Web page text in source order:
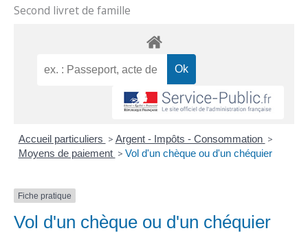
Second livret de famille
Accueil particuliers > Argent - Impôts - Consommation >
Moyens de paiement > Vol d'un chèque ou d'un chéquier
Fiche pratique
Vol d'un chèque ou d'un chéquier